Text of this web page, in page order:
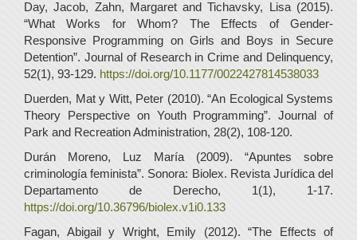
Day, Jacob, Zahn, Margaret and Tichavsky, Lisa (2015).
“What Works for Whom? The Effects of Gender-
Responsive Programming on Girls and Boys in Secure
Detention”. Journal of Research in Crime and Delinquency,
52(1), 93-129. https://doi.org/10.1177/0022427814538033
Duerden, Mat y Witt, Peter (2010). “An Ecological Systems
Theory Perspective on Youth Programming”. Journal of
Park and Recreation Administration, 28(2), 108-120.
Durán Moreno, Luz María (2009). “Apuntes sobre
criminología feminista”. Sonora: Biolex. Revista Jurídica del
Departamento de Derecho, 1(1), 1-17.
https://doi.org/10.36796/biolex.v1i0.133
Fagan, Abigail y Wright, Emily (2012). “The Effects of